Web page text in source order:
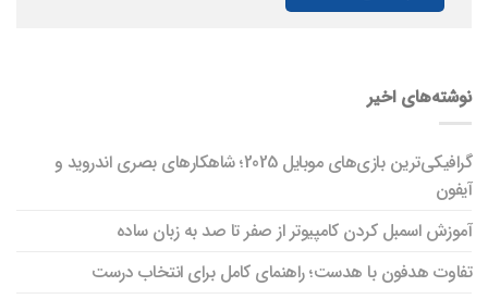
نوشته‌های اخیر
گرافیکی‌ترین بازی‌های موبایل 2025؛ شاهکارهای بصری اندروید و
آیفون
آموزش اسمبل کردن کامپیوتر از صفر تا صد به زبان ساده
تفاوت هدفون با هدست؛ راهنمای کامل برای انتخاب درست